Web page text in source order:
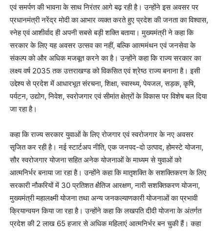
एवं समर्पण की भावना के साथ निरंतर आगे बढ़ रही है। उन्होंने इस अवसर पर
प्रधानमंत्री नरेंद्र मोदी का आभार व्यक्त करते हुए प्रदेश की जनता का विश्वास,
स्नेह एवं आशीर्वाद ही अपनी सबसे बड़ी शक्ति बताया। मुख्यमंत्री ने कहा कि
सरकार के लिए यह अवसर उत्सव का नहीं, बल्कि आत्ममंथन एवं जनसेवा के
संकल्प को और अधिक मजबूत करने का है। उन्होंने कहा कि राज्य सरकार का
लक्ष्य वर्ष 2035 तक उत्तराखण्ड को विकसित एवं श्रेष्ठ राज्य बनाना है। इसी
उद्देश्य से प्रदेश में आधारभूत संरचना, शिक्षा, स्वास्थ्य, पेयजल, सड़क, कृषि,
पर्यटन, उद्योग, निवेश, स्वरोजगार एवं सीमांत क्षेत्रों के विकास पर विशेष बल दिया
जा रहा है।
कहा कि राज्य सरकार युवाओं के लिए रोजगार एवं स्वरोजगार के नए अवसर
सृजित कर रही है। नई स्टार्टअप नीति, एक जनपद-दो उत्पाद, होमस्टे योजना,
सौर स्वरोजगार योजना सहित अनेक योजनाओं के माध्यम से युवाओं को
आत्मनिर्भर बनाया जा रहा है। उन्होंने कहा कि मातृशक्ति के सशक्तिकरण के लिए
सरकारी नौकरियों में 30 प्रतिशत क्षैतिज आरक्षण, नारी सशक्तिकरण योजना,
मुख्यमंत्री महालक्ष्मी योजना तथा अन्य जनकल्याणकारी योजनाओं का प्रभावी
क्रियान्वयन किया जा रहा है। उन्होंने कहा कि लखपति दीदी योजना के अंतर्गत
प्रदेश की 2 लाख 65 हजार से अधिक महिलाएं आत्मनिर्भर बन चुकी हैं। कहा